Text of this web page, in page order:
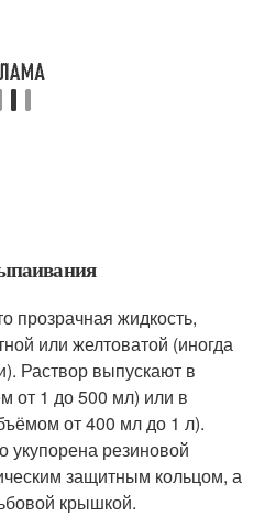
прозрачная жидкость,
или желтоватой (иногда
Раствор выпускают в
от 1 до 500 мл) или в
от 400 мл до 1 л).
укупорена резиновой
защитным кольцом, а
крышкой.